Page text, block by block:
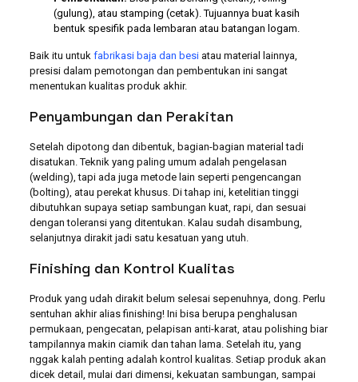
(gulung), atau stamping (cetak). Tujuannya buat kasih
bentuk spesifik pada lembaran atau batangan logam.
Baik itu untuk fabrikasi baja dan besiatau material lainnya,
presisi dalam pemotongan dan pembentukan ini sangat
menentukan kualitas produk akhir.
Penyambungan dan Perakitan
Setelah dipotong dan dibentuk, bagian-bagian material tadi
disatukan. Teknik yang paling umum adalah pengelasan
(welding), tapi ada juga metode lain seperti pengencangan
(bolting), atau perekat khusus. Di tahap ini, ketelitian tinggi
dibutuhkan supaya setiap sambungan kuat, rapi, dan sesuai
dengan toleransi yang ditentukan. Kalau sudah disambung,
selanjutnya dirakit jadi satu kesatuan yang utuh.
Finishing dan Kontrol Kualitas
Produk yang udah dirakit belum selesai sepenuhnya, dong. Perlu
sentuhan akhir alias finishing! Ini bisa berupa penghalusan
permukaan, pengecatan, pelapisan anti-karat, atau polishing biar
tampilannya makin ciamik dan tahan lama. Setelah itu, yang
nggak kalah penting adalah kontrol kualitas. Setiap produk akan
dicek detail, mulai dari dimensi, kekuatan sambungan, sampai